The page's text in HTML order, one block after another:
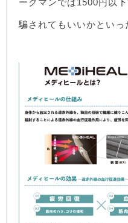
ークマンでは1500円以
騙されてもいいかといっ